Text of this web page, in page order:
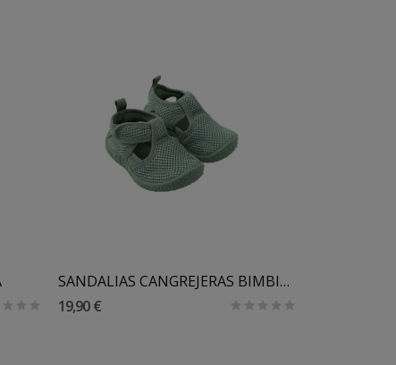
SANDALIAS CANGREJERAS BIMBIDREAMS
19,90 €